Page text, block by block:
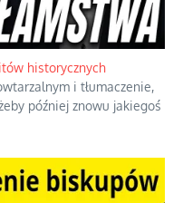
historycznych
i tłumaczenie,
później znowu jakiegoś